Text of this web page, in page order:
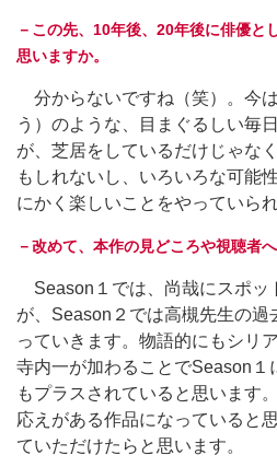
－この先、10年後、20年後に俳優と
思いますか。
分からないですね（笑）。今
う）のような、目まぐるしい毎
が、芝居をしているだけじゃな
もしれないし、いろいろな可能
にかく楽しいことをやっていら
－改めて、本作の見どころや視聴者
Season１では、尚哉にスポッ
が、Season２では高槻先生の過
っていきます。物語的にもシリ
寺内一が加わることでSeason１
もプラスされていると思います
応えがある作品になっていると
ていただけたらと思います。